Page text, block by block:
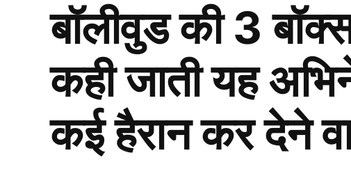
बॉलीवुड की 3
कही जाती यह
कई हैरान कर देने